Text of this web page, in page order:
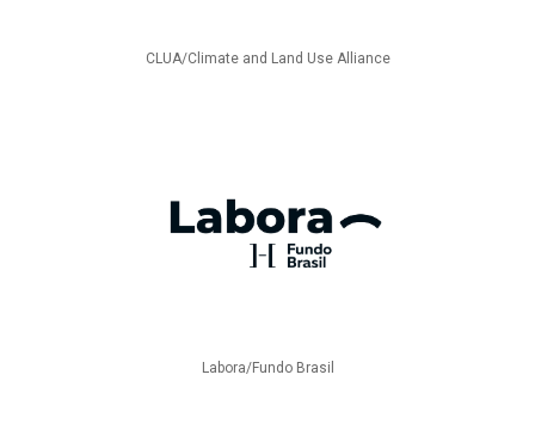
CLUA/Climate and Land Use Alliance
Labora/Fundo Brasil